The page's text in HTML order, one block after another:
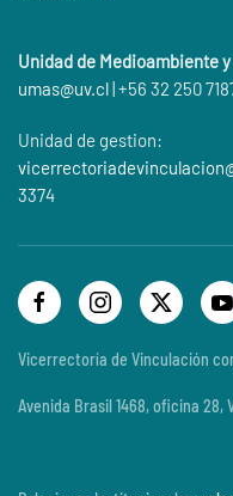
Unidad de Medioambiente
umas@uv.cl| +56 32 250
Unidad de gestion:
3374
Vicerrectoría de Vinculación
Avenida Brasil 1468, oficina 28,